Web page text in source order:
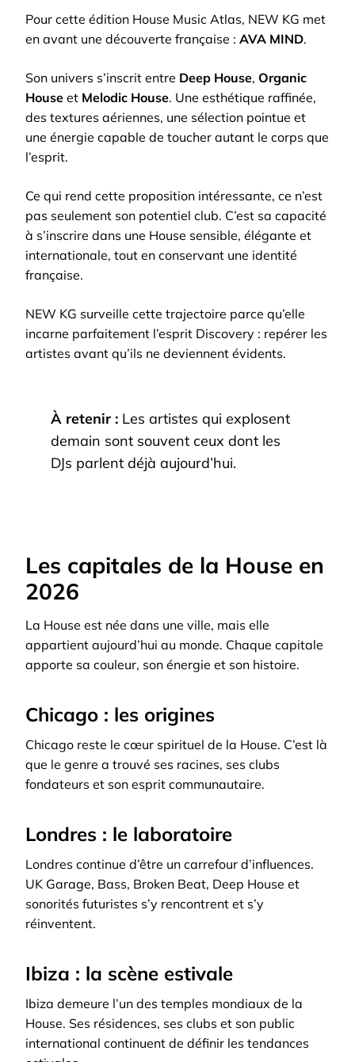
Pour cette édition House Music Atlas, NEW KG met
en avant une découverte française : AVA MIND.
Son univers s’inscrit entre Deep House, Organic
House et Melodic House. Une esthétique raffinée,
des textures aériennes, une sélection pointue et
une énergie capable de toucher autant le corps que
l’esprit.
Ce qui rend cette proposition intéressante, ce n’est
pas seulement son potentiel club. C’est sa capacité
à s’inscrire dans une House sensible, élégante et
internationale, tout en conservant une identité
française.
NEW KG surveille cette trajectoire parce qu’elle
incarne parfaitement l’esprit Discovery : repérer les
artistes avant qu’ils ne deviennent évidents.
À retenir : Les artistes qui explosent
demain sont souvent ceux dont les
DJs parlent déjà aujourd’hui.
Les capitales de la House en
2026
La House est née dans une ville, mais elle
appartient aujourd’hui au monde. Chaque capitale
apporte sa couleur, son énergie et son histoire.
Chicago : les origines
Chicago reste le cœur spirituel de la House. C’est là
que le genre a trouvé ses racines, ses clubs
fondateurs et son esprit communautaire.
Londres : le laboratoire
Londres continue d’être un carrefour d’influences.
UK Garage, Bass, Broken Beat, Deep House et
sonorités futuristes s’y rencontrent et s’y
réinventent.
Ibiza : la scène estivale
Ibiza demeure l’un des temples mondiaux de la
House. Ses résidences, ses clubs et son public
international continuent de définir les tendances